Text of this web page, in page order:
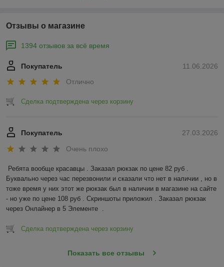
Отзывы о магазине
1394 отзывов за всё время
11.06.2026
Покупатель
Отлично
Сделка подтверждена через корзину
27.03.2026
Покупатель
Очень плохо
Ребята вообще красавцы . Заказал рюкзак по цене 82 руб .
Буквально через час перезвонили и сказали что нет в наличии , но в
тоже время у них этот же рюкзак был в наличии в магазине на сайте
- но уже по цене 108 руб . Скриншоты приложил . Заказал рюкзак
через Онлайнер в 5 Элементе  .
Сделка подтверждена через корзину
Показать все отзывы